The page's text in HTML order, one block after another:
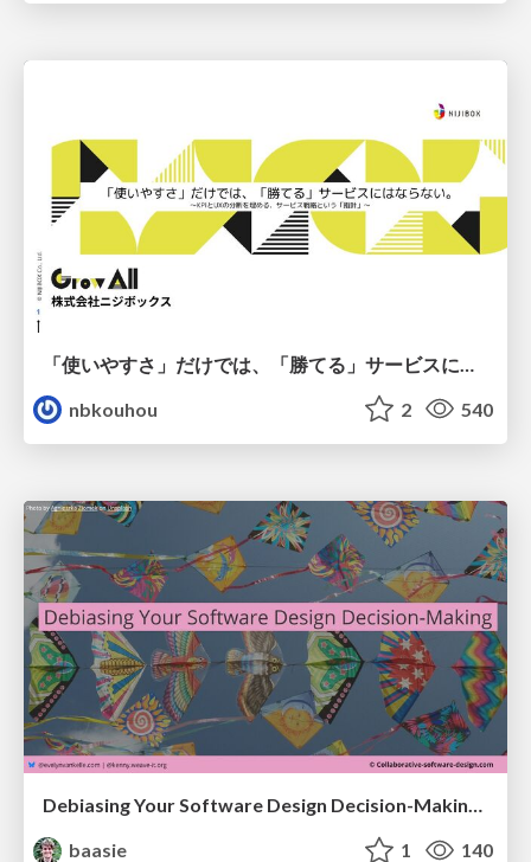
nbkouhou
2 540
Debiasing Your Software Design Decision-Making @ Flowcon '26
baasie
1 140